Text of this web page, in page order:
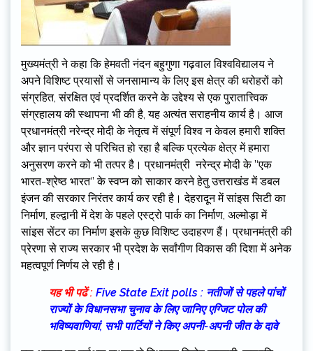
मुख्यमंत्री ने कहा कि हेमवती नंदन बहुगुणा गढ़वाल विश्वविद्यालय ने
अपने विशिष्ट प्रयासों से जनसामान्य के लिए इस क्षेत्र की धरोहरों को
संग्रहित, संरक्षित एवं प्रदर्शित करने के उद्देश्य से एक पुरातात्त्विक
संग्रहालय की स्थापना भी की है, यह अत्यंत सराहनीय कार्य है। आज
प्रधानमंत्री नरेन्द्र मोदी के नेतृत्व में संपूर्ण विश्व न केवल हमारी शक्ति
और ज्ञान परंपरा से परिचित हो रहा है बल्कि प्रत्येक क्षेत्र में हमारा
अनुसरण करने को भी तत्पर है। प्रधानमंत्री नरेन्द्र मोदी के ’‘एक
भारत-श्रेष्ठ भारत‘’ के स्वप्न को साकार करने हेतु उत्तराखंड में डबल
इंजन की सरकार निरंतर कार्य कर रही है। देहरादून में सांइस सिटी का
निर्माण, हल्द्वानी में देश के पहले एस्ट्रो पार्क का निर्माण, अल्मोड़ा में
सांइस सेंटर का निर्माण इसके कुछ विशिष्ट उदाहरण हैं। प्रधानमंत्री की
प्रेरणा से राज्य सरकार भी प्रदेश के सर्वांगीण विकास की दिशा में अनेक
महत्वपूर्ण निर्णय ले रही है।
यह भी पढें : Five State Exit polls : नतीजों से पहले पांचों
राज्यों के विधानसभा चुनाव के लिए जानिए एग्जिट पोल की
भविष्यवाणियां, सभी पार्टियों ने किए अपनी-अपनी जीत के दावे